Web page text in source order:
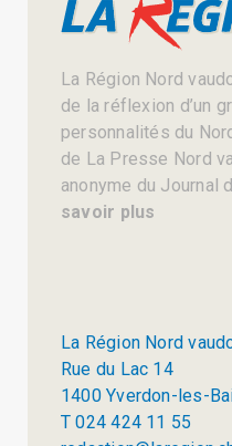
La Région Nord
de la réflexion d’un
personnalités du
de La Presse Nord
anonyme du Journal
savoir plus
La Région Nord
Rue du Lac 14
1400 Yverdon-les-
T 024 424 11 55